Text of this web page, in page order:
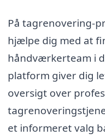
På tagrenovering-
hjælpe dig med at
håndværkerteam i
platform giver dig
oversigt over
et informeret valg